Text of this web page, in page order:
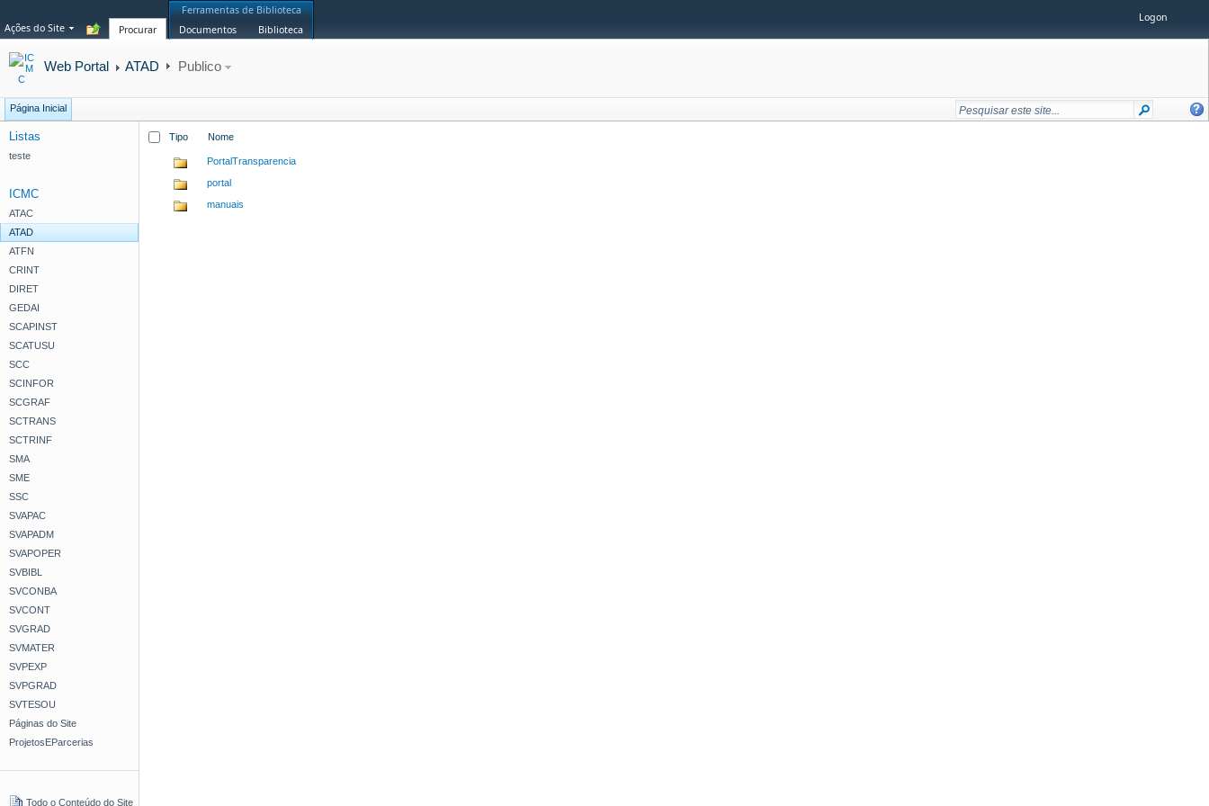
Ações do Site Procurar
Ferramentas de Biblioteca
Documentos
Biblioteca
Logon
Web Portal ATAD Publico
Página Inicial
Listas
teste
ICMC
ATAC
ATAD
ATFN
CRINT
DIRET
GEDAI
SCAPINST
SCATUSU
SCC
SCINFOR
SCGRAF
SCTRANS
SCTRINF
SMA
SME
SSC
SVAPAC
SVAPADM
SVAPOPER
SVBIBL
SVCONBA
SVCONT
SVGRAD
SVMATER
SVPEXP
SVPGRAD
SVTESOU
Páginas do Site
ProjetosEParcerias
Todo o Conteúdo do Site
Tipo Nome
PortalTransparencia
portal
manuais